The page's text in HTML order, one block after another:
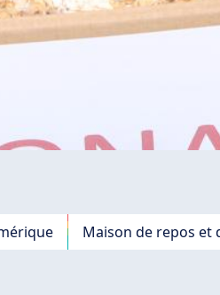
Maison de repos et